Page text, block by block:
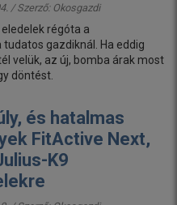
/ Szerző: Okosgazdi
régóta a
gazdiknál. Ha eddig
velük, az új, bomba árak most
döntést.
és hatalmas
FitActive Next,
K9